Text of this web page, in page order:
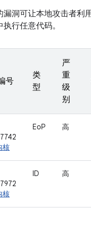
漏洞可让本地攻击者利
行任意代码。
号
类
型
严
重
级
别
核
EoP 高
核
ID 高